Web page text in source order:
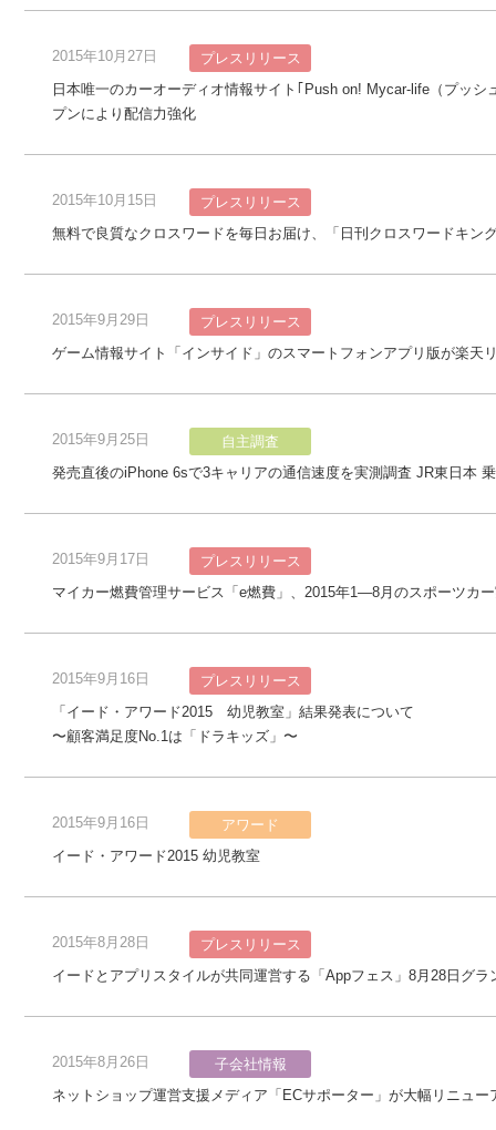
2015年10月27日
プレスリリース
日本唯一のカーオーディオ情報サイト｢Push on! Mycar-life（プッ
プンにより配信力強化
2015年10月15日
プレスリリース
無料で良質なクロスワードを毎日お届け、「日刊クロスワードキン
2015年9月29日
プレスリリース
ゲーム情報サイト「インサイド」のスマートフォンアプリ版が楽天
2015年9月25日
自主調査
発売直後のiPhone 6sで3キャリアの通信速度を実測調査 JR東日本
2015年9月17日
プレスリリース
マイカー燃費管理サービス「e燃費」、2015年1—8月のスポーツカ
2015年9月16日
プレスリリース
「イード・アワード2015 幼児教室」結果発表について
〜顧客満足度No.1は「ドラキッズ」〜
2015年9月16日
アワード
イード・アワード2015 幼児教室
2015年8月28日
プレスリリース
イードとアプリスタイルが共同運営する「Appフェス」8月28日グラ
2015年8月26日
子会社情報
ネットショップ運営支援メディア「ECサポーター」が大幅リニュー